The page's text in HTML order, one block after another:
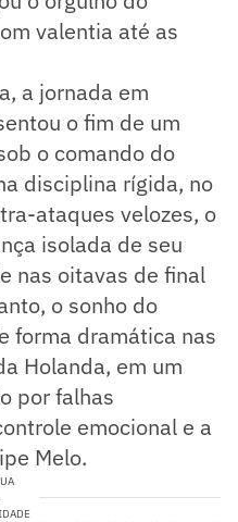
valentia até as
a jornada em
o fim de um
o comando do
disciplina rígida, no
ataques velozes, o
isolada de seu
nas oitavas de final
o sonho do
forma dramática nas
Holanda, em um
por falhas
emocional e a
Melo.